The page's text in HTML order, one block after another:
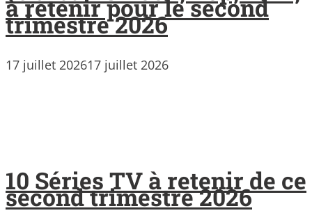
à retenir pour le second
trimestre 2026
17 juillet 202617 juillet 2026
10 Séries TV à retenir de ce
second trimestre 2026